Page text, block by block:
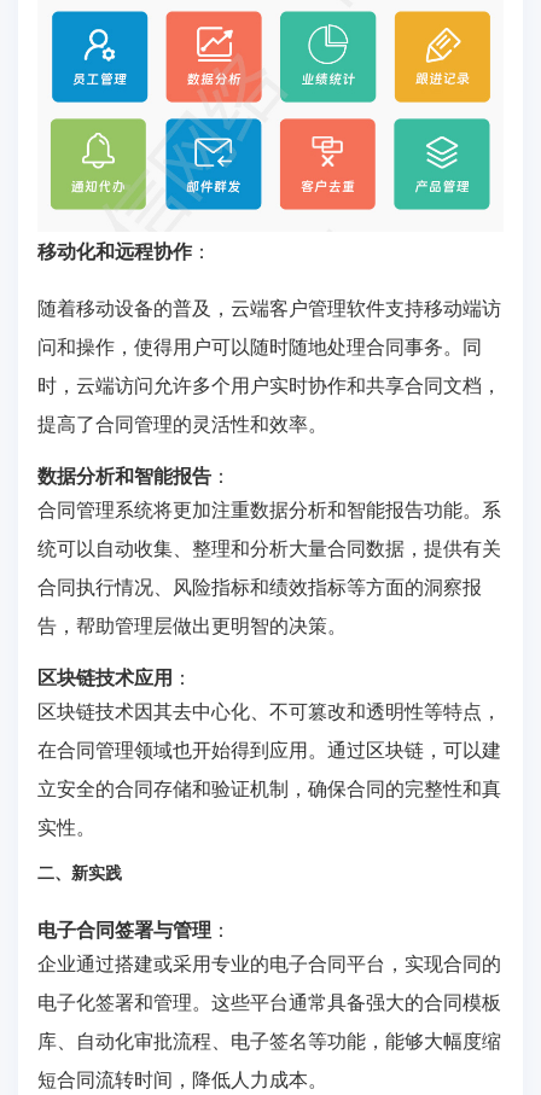
移动化和远程协作 ：
随着移动设备的普及，云端客户管理软件支持移动端访
问和操作，使得用户可以随时随地处理合同事务。同
时，云端访问允许多个用户实时协作和共享合同文档，
提高了合同管理的灵活性和效率。
数据分析和智能报告 ：
合同管理系统将更加注重数据分析和智能报告功能。系
统可以自动收集、整理和分析大量合同数据，提供有关
合同执行情况、风险指标和绩效指标等方面的洞察报
告，帮助管理层做出更明智的决策。
区块链技术应用 ：
区块链技术因其去中心化、不可篡改和透明性等特点，
在合同管理领域也开始得到应用。通过区块链，可以建
立安全的合同存储和验证机制，确保合同的完整性和真
实性。
二、新实践
电子合同签署与管理 ：
企业通过搭建或采用专业的电子合同平台，实现合同的
电子化签署和管理。这些平台通常具备强大的合同模板
库、自动化审批流程、电子签名等功能，能够大幅度缩
短合同流转时间，降低人力成本。